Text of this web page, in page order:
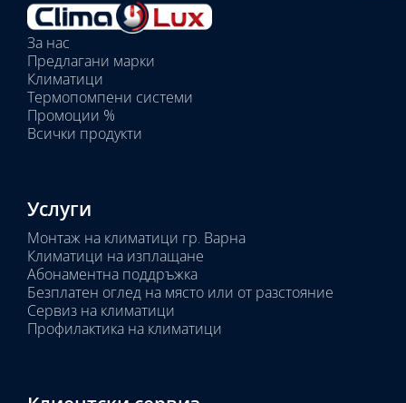
Избрани
вътрешни
тела:
Избрано
тяло:
За нас
Предлагани марки
Климатици
Термопомпени системи
Промоции %
Всички продукти
Услуги
Монтаж на климатици гр. Варна
Климатици на изплащане
Абонаментна поддръжка
Безплатен оглед на място или от разстояние
Сервиз на климатици
Профилактика на климатици